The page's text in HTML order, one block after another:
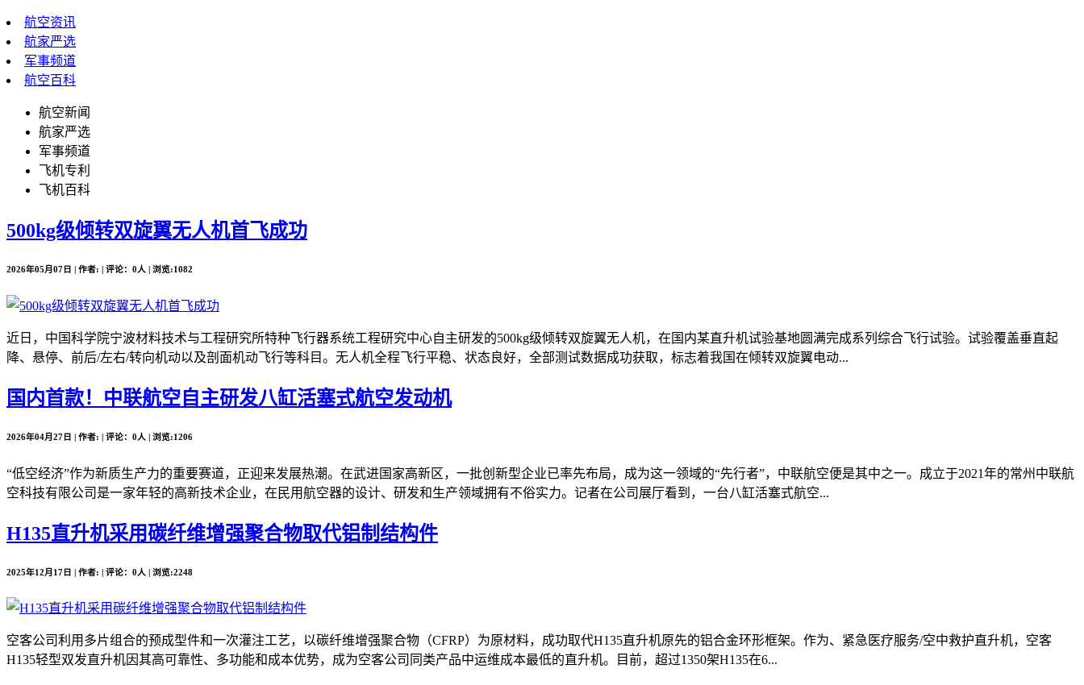
航空资讯
航家严选
军事频道
航空百科
航空新闻
航家严选
军事频道
飞机专利
飞机百科
500kg级倾转双旋翼无人机首飞成功
2026年05月07日 | 作者: | 评论：0人 | 浏览:1082
近日，中国科学院宁波材料技术与工程研究所特种飞行器系统工程研究中心自主研发的500kg级倾转双旋翼无人机，在国内某直升机试验基地圆满完成系列综合飞行试验。试验覆盖垂直起
降、悬停、前后/左右/转向机动以及剖面机动飞行等科目。无人机全程飞行平稳、状态良好，全部测试数据成功获取，标志着我国在倾转双旋翼电动...
国内首款！中联航空自主研发八缸活塞式航空发动机
2026年04月27日 | 作者: | 评论：0人 | 浏览:1206
“低空经济”作为新质生产力的重要赛道，正迎来发展热潮。在武进国家高新区，一批创新型企业已率先布局，成为这一领域的“先行者”，中联航空便是其中之一。成立于2021年的常州中联航
空科技有限公司是一家年轻的高新技术企业，在民用航空器的设计、研发和生产领域拥有不俗实力。记者在公司展厅看到，一台八缸活塞式航空...
H135直升机采用碳纤维增强聚合物取代铝制结构件
2025年12月17日 | 作者: | 评论：0人 | 浏览:2248
空客公司利用多片组合的预成型件和一次灌注工艺，以碳纤维增强聚合物（CFRP）为原材料，成功取代H135直升机原先的铝合金环形框架。作为、紧急医疗服务/空中救护直升机，空客
H135轻型双发直升机因其高可靠性、多功能和成本优势，成为空客公司同类产品中运维成本最低的直升机。目前，超过1350架H135在6...